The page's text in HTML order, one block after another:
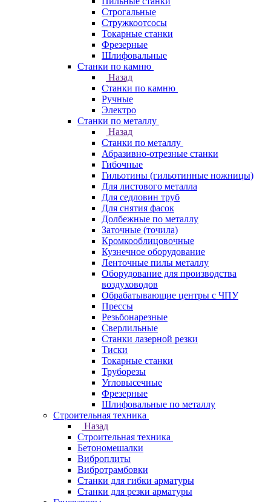
Строгальные
Стружкоотсосы
Токарные станки
Фрезерные
Шлифовальные
Станки по камню
Назад
Станки по камню
Ручные
Электро
Станки по металлу
Назад
Станки по металлу
Абразивно-отрезные станки
Гибочные
Гильотины (гильотинные ножницы)
Для листового металла
Для седловин труб
Для снятия фасок
Долбежные по металлу
Заточные (точила)
Кромкооблицовочные
Кузнечное оборудование
Ленточные пилы металлу
Оборудование для производства
воздуховодов
Обрабатывающие центры с ЧПУ
Прессы
Резьбонарезные
Сверлильные
Станки лазерной резки
Тиски
Токарные станки
Труборезы
Угловысечные
Фрезерные
Шлифовальные по металлу
Строительная техника
Назад
Строительная техника
Бетономешалки
Виброплиты
Вибротрамбовки
Станки для гибки арматуры
Станки для резки арматуры